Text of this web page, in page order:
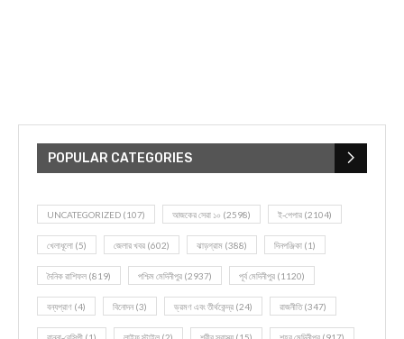
POPULAR CATEGORIES
UNCATEGORIZED (107) আজকের সেরা ১০ (2598) ই-পেপার (2104)
খেলাধূলো (5) জেলার খবর (602) ঝাড়গ্রাম (388) দিনপঞ্জিকা (1)
দৈনিক রাশিফল (819) পশ্চিম মেদিনীপুর (2937) পূর্ব মেদিনীপুর (1120)
বন্যপ্রাণ (4) বিনোদন(3) ভ্রমণ এবং তীর্থকেন্দ্র (24) রাজনীতি(347)